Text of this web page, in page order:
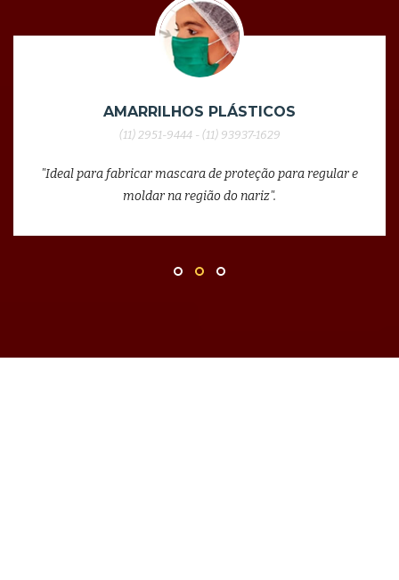
AMARRILHOS PLÁSTICOS
(11) 2951-9444 - (11) 93937-1629
"Ideal para fabricar mascara de proteção para regular e
moldar na região do nariz".